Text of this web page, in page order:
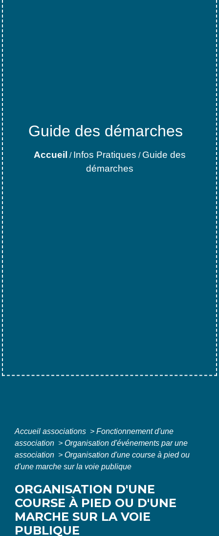
Guide des démarches
Accueil / Infos Pratiques / Guide des
démarches
Accueil associations > Fonctionnement d'une
association > Organisation d'événements par une
association > Organisation d'une course à pied ou
d'une marche sur la voie publique
ORGANISATION D'UNE
COURSE À PIED OU D'UNE
MARCHE SUR LA VOIE
PUBLIQUE